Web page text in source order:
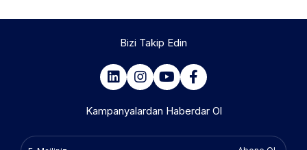
Bizi Takip Edin
Kampanyalardan Haberdar Ol